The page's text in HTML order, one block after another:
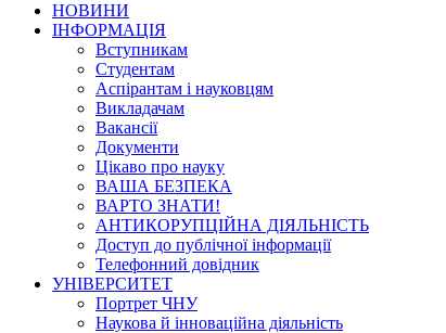
НОВИНИ
ІНФОРМАЦІЯ
Вступникам
Студентам
Аспірантам і науковцям
Викладачам
Вакансії
Документи
Цікаво про науку
ВАША БЕЗПЕКА
ВАРТО ЗНАТИ!
АНТИКОРУПЦІЙНА ДІЯЛЬНІСТЬ
Доступ до публічної інформації
Телефонний довідник
УНІВЕРСИТЕТ
Портрет ЧНУ
Наукова й інноваційна діяльність